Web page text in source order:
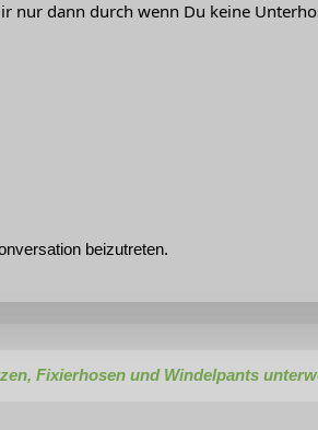
nur dann durch wenn Du keine
beizutreten.
Fixierhosen und Windelpants